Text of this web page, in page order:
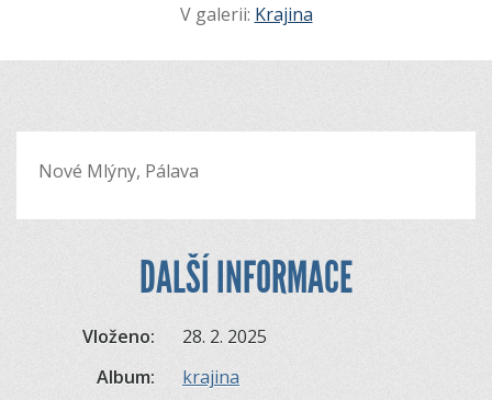
V galerii: Krajina
Nové Mlýny, Pálava
DALŠÍ INFORMACE
Vloženo:
28. 2. 2025
Album:
krajina